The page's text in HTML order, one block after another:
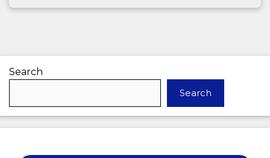
Search
Search